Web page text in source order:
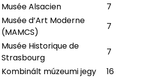
Musée Alsacien
7
Musée d’Art Moderne
(MAMCS)
7
Musée Historique de
Strasbourg
7
Kombinált múzeumi jegy
16